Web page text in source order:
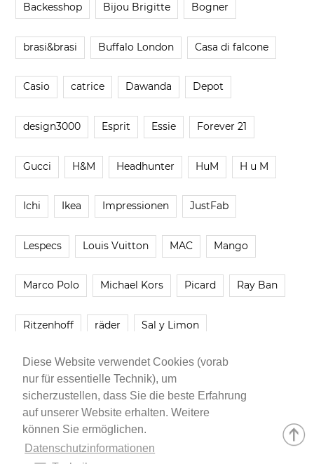
Diese Website verwendet Cookies (vorab
nur für essentielle Technik), um
sicherzustellen, dass Sie die beste Erfahrung
auf unserer Website erhalten. Weitere
können Sie ermöglichen.
Datenschutzinformationen
Backesshop Bijou Brigitte Bogner
brasi&brasi Buffalo London Casa di falcone
Casio catrice Dawanda Depot
design3000 Esprit Essie Forever 21
Gucci H&M Headhunter HuM H u M
Ichi Ikea Impressionen JustFab
Lespecs Louis Vuitton MAC Mango
Marco Polo Michael Kors Picard Ray Ban
Ritzenhoff räder Sal y Limon
Smartbuyglasses smash! Steve Madden
Younique Zara